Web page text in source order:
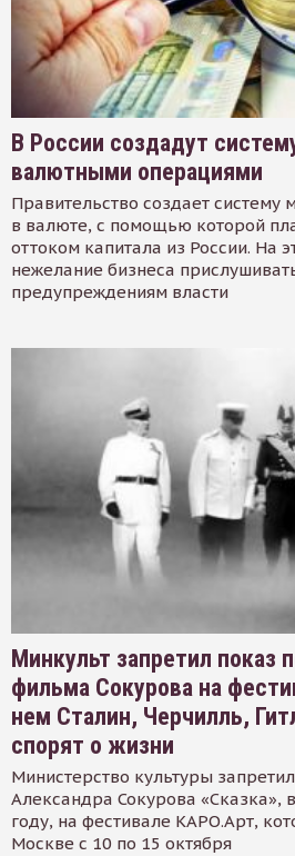
В России создадут
валютными операциями
Правительство создает систему
в валюте, с помощью которой
оттоком капитала из России. На
нежелание бизнеса
предупреждениям власти
Минкульт запретил показ
фильма Сокурова на
нем Сталин, Черчилль,
спорят о жизни
Министерство культуры
Александра Сокурова «Сказка»,
году, на фестивале КАРО.Арт,
Москве с 10 по 15 октября